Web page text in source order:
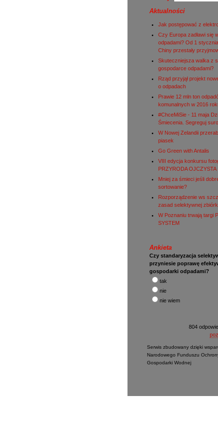
Aktualności
Jak postępować z
Czy Europa zadławi się
odpadami? Od 1
Chiny przestały
Skuteczniejsza walka z
gospodarce odpadami?
Rząd przyjął projekt
o odpadach
Prawie 12 mln ton
komunalnych w 2016
#ChceMiSie - 11 maja
Śmiecenia. Segreguj
W Nowej Zelandii
piasek
Go Green with Antalis
VIII edycja konkursu
PRZYRODA OJCZYSTA
Mniej za śmieci jeśli
sortowanie?
Rozporządzenie ws
zasad selektywnej
W Poznaniu trwają targi
SYSTEM
Ankieta
Czy standaryzacja
przyniesie poprawę
gospodarki odpadami?
tak
nie
nie wiem
804
Serwis zbudowany dzięki
Narodowego Funduszu
Gospodarki Wodnej